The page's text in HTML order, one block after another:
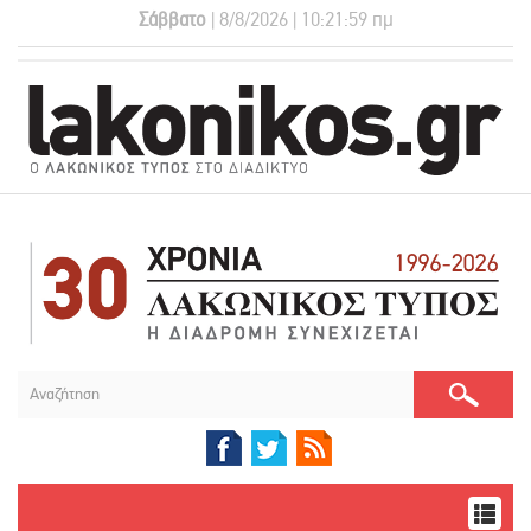
Σάββατο| 8/8/2026 | 10:22:00 πμ